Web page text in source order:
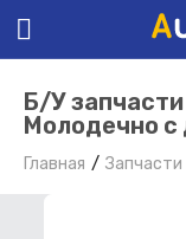
Б/У
Молодечно с
Главная Запчасти